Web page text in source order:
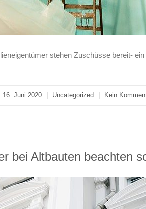
stehen Zuschüsse bereit-
16. Juni 2020 Uncategorized Kein
bei Altbauten beachten